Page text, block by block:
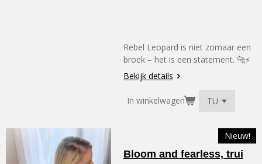
Rebel Leopard is niet zomaar een
broek – het is een statement. 🐆⚡
Bekijk details
In winkelwagen
Nieuw!
Bloom and fearless, trui